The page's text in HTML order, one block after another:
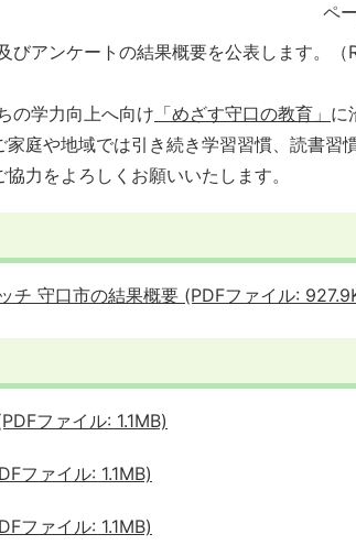
ペ
びアンケートの結果概要を公表します。（
の学力向上へ向け 「めざす守口の教育」 に
庭や地域では引き続き学習習慣、読書習
力をよろしくお願いいたします。
チ 守口市の結果概要 (PDFファイル:
ファイル: 1.1MB)
ファイル: 1.1MB)
ファイル: 1.1MB)